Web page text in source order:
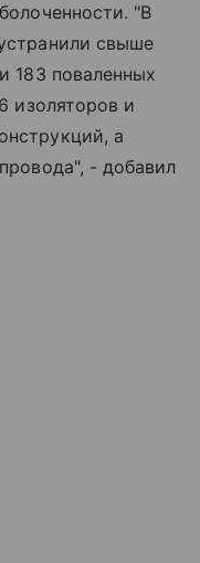
"В
свыше
183 поваленных
изоляторов и
а
- добавил